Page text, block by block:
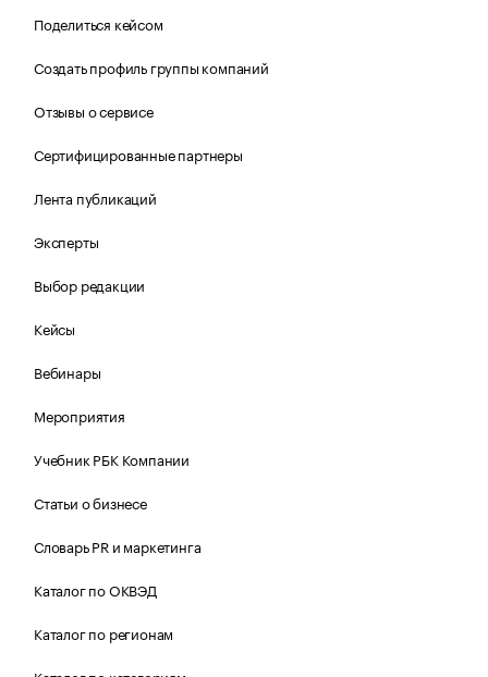
Поделиться кейсом
Создать профиль группы компаний
Отзывы о сервисе
Сертифицированные партнеры
Лента публикаций
Эксперты
Выбор редакции
Кейсы
Вебинары
Мероприятия
Учебник РБК Компании
Статьи о бизнесе
Словарь PR и маркетинга
Каталог по ОКВЭД
Каталог по регионам